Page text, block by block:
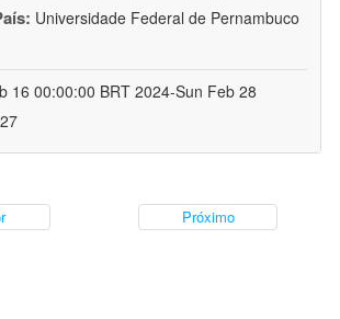
Universidade Federal de Pernambuco
16 00:00:00 BRT 2024-Sun Feb 28
Próximo